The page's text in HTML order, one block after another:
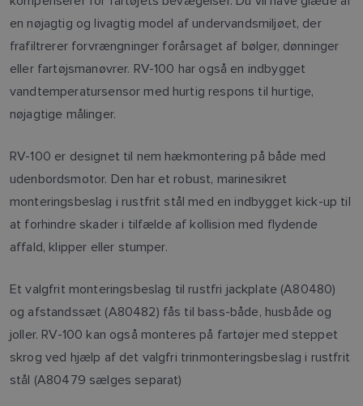
en nøjagtig og livagtig model af undervandsmiljøet, der
frafiltrerer forvrængninger forårsaget af bølger, dønninger
eller fartøjsmanøvrer. RV-100 har også en indbygget
vandtemperatursensor med hurtig respons til hurtige,
nøjagtige målinger.
RV-100 er designet til nem hækmontering på både med
udenbordsmotor. Den har et robust, marinesikret
monteringsbeslag i rustfrit stål med en indbygget kick-up til
at forhindre skader i tilfælde af kollision med flydende
affald, klipper eller stumper.
Et valgfrit monteringsbeslag til rustfri jackplate (A80480)
og afstandssæt (A80482) fås til bass-både, husbåde og
joller. RV-100 kan også monteres på fartøjer med steppet
skrog ved hjælp af det valgfri trinmonteringsbeslag i rustfrit
stål (A80479 sælges separat)